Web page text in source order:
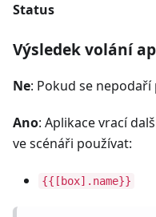
Status
Výsledek volání
Ne: Pokud se
Ano: Aplikace vrací
ve scénáři používat:
{{[box].name}}